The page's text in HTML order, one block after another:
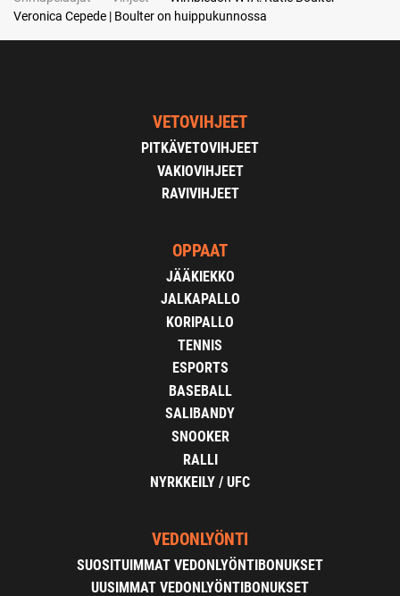
Veronica Cepede | Boulter on huippukunnossa
VETOVIHJEET
PITKÄVETOVIHJEET
VAKIOVIHJEET
RAVIVIHJEET
OPPAAT
JÄÄKIEKKO
JALKAPALLO
KORIPALLO
TENNIS
ESPORTS
BASEBALL
SALIBANDY
SNOOKER
RALLI
NYRKKEILY / UFC
VEDONLYÖNTI
SUOSITUIMMAT VEDONLYÖNTIBONUKSET
UUSIMMAT VEDONLYÖNTIBONUKSET